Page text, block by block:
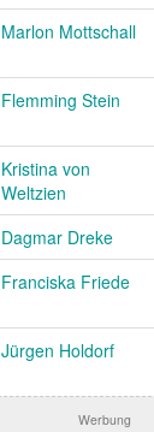
Marlon Mottschall
Flemming Stein
Kristina von
Weltzien
Dagmar Dreke
Franciska Friede
Jürgen Holdorf
Werbung